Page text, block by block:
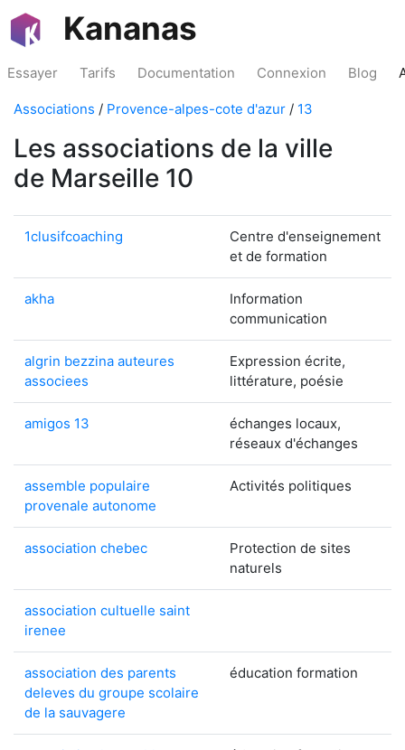
Kananas
Essayer Tarifs Documentation Connexion Blog
Associations / Provence-alpes-cote d'azur / 13
Les associations de la ville
de Marseille 10
1clusifcoaching
Centre d'enseignement
et de formation
akha
Information
communication
algrin bezzina auteures
associees
Expression écrite,
littérature, poésie
amigos 13
échanges locaux,
réseaux d'échanges
assemble populaire
provenale autonome
Activités politiques
association chebec
Protection de sites
naturels
association cultuelle saint
irenee
association des parents
deleves du groupe scolaire
de la sauvagere
éducation formation